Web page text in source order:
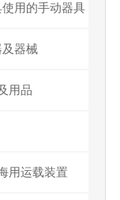
用的手动器具
器械
用品
用运载装置